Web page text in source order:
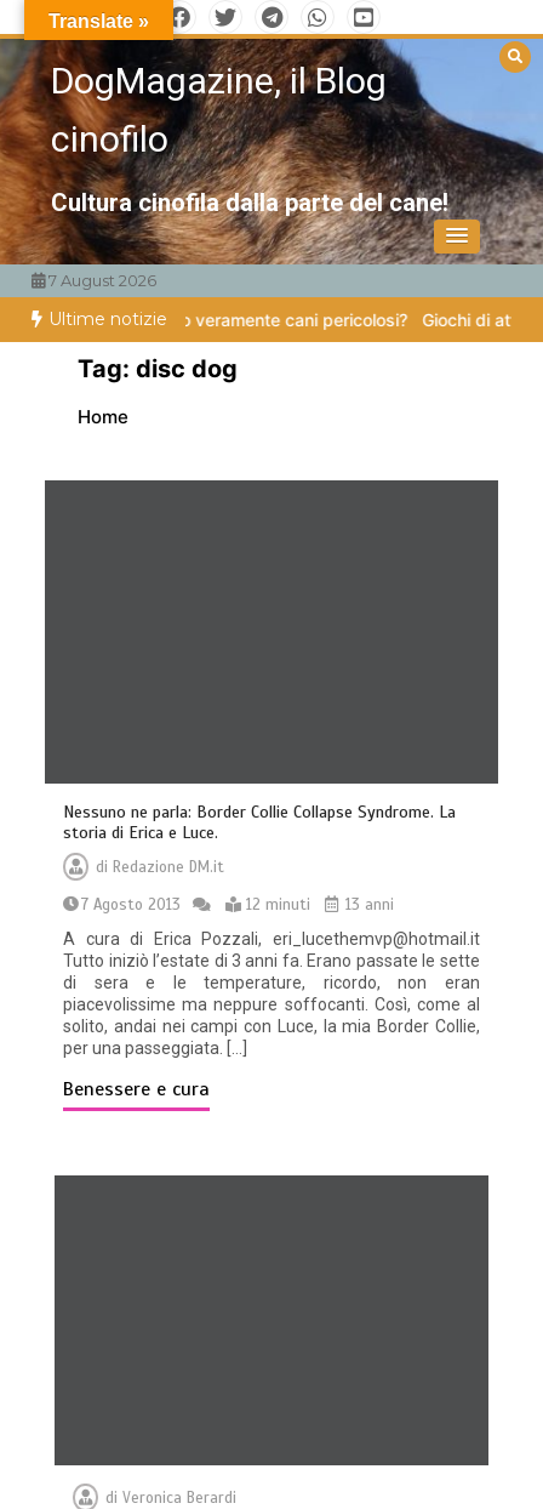
al
contenutoDogMagazine, il Blog
cinofilo
Cultura cinofila dalla parte del cane!
7 August 2026
Ultime notizie
Esistono veramente cani pericolosi? Giochi di attivazione
Tag: disc dog
Home
Nessuno ne parla: Border Collie Collapse Syndrome. La
storia di Erica e Luce.
diRedazione DM.it
7 Agosto 2013
12 minuti
13 anni
A cura di Erica Pozzali, eri_lucethemvp@hotmail.it
Tutto iniziò l’estate di 3 anni fa. Erano passate le sette
di sera e le temperature, ricordo, non eran
piacevolissime ma neppure soffocanti. Così, come al
solito, andai nei campi con Luce, la mia Border Collie,
per una passeggiata. […]
Benessere e cura
diVeronica Berardi
Translate »